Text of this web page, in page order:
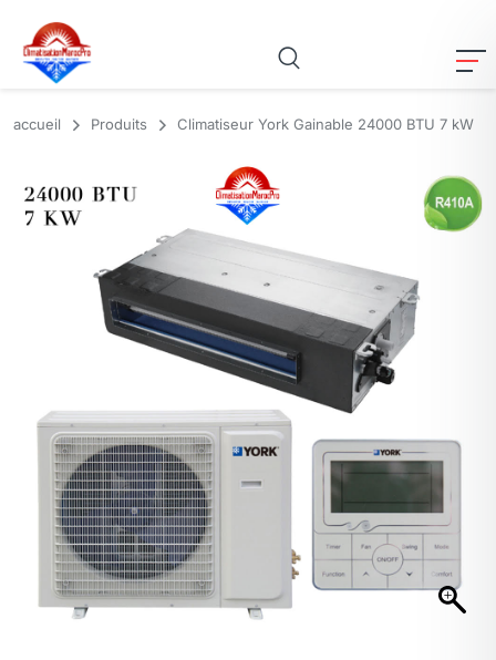
accueil Produits Climatiseur York Gainable 24000 BTU 7 kW